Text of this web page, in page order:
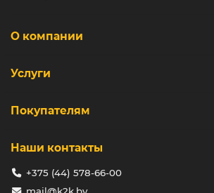
О компании
Услуги
Покупателям
Наши контакты
+375 (44) 578-66-00